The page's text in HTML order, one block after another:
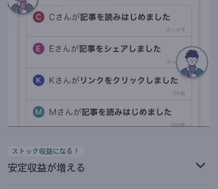
ストック収益になる！
安定収益が増える